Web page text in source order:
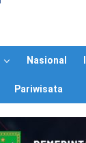
Nasional
Pariwisata